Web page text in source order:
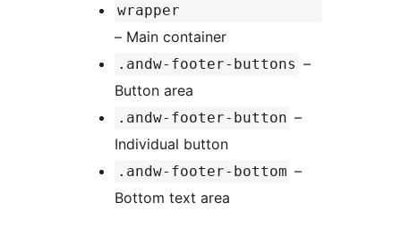
wrapper
– Main container
.andw-footer-buttons –
Button area
.andw-footer-button –
Individual button
.andw-footer-bottom –
Bottom text area